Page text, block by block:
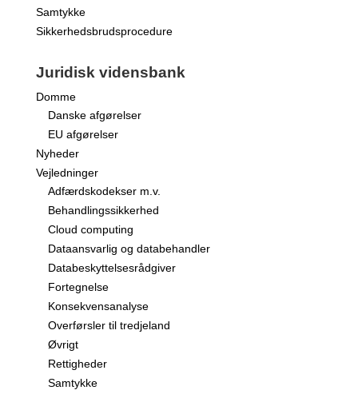
Samtykke
Sikkerhedsbrudsprocedure
Juridisk vidensbank
Domme
Danske afgørelser
EU afgørelser
Nyheder
Vejledninger
Adfærdskodekser m.v.
Behandlingssikkerhed
Cloud computing
Dataansvarlig og databehandler
Databeskyttelsesrådgiver
Fortegnelse
Konsekvensanalyse
Overførsler til tredjeland
Øvrigt
Rettigheder
Samtykke